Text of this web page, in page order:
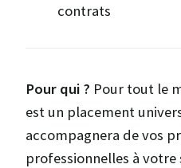
contrats
Pour qui ? Pour tout le
est un placement
accompagnera de vos
professionnelles à votre